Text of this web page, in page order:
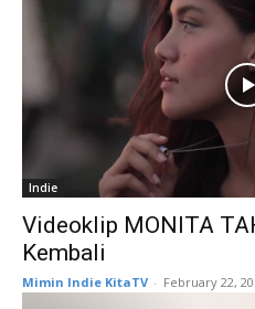
Indie
Videoklip MONITA
Kembali
Mimin Indie KitaTV - February 22,